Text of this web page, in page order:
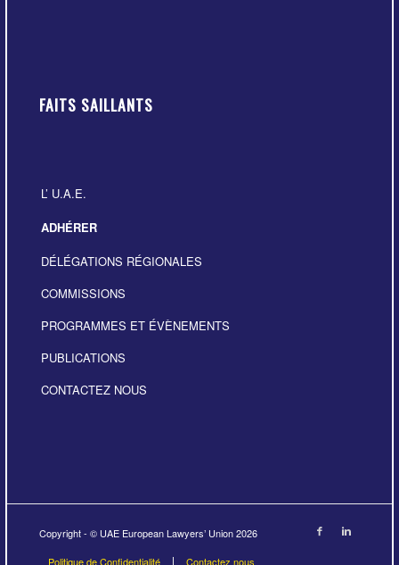
FAITS SAILLANTS
L’ U.A.E.
ADHÉRER
DÉLÉGATIONS RÉGIONALES
COMMISSIONS
PROGRAMMES ET ÉVÈNEMENTS
PUBLICATIONS
CONTACTEZ NOUS
Copyright - © UAE European Lawyers’ Union 2026
Politique de Confidentialité
Contactez nous